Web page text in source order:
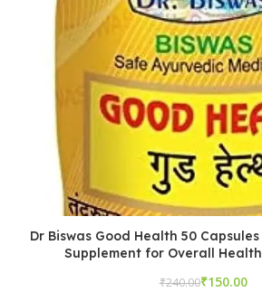
Dr Biswas Good Health 50
Supplement for Overall
₹
₹